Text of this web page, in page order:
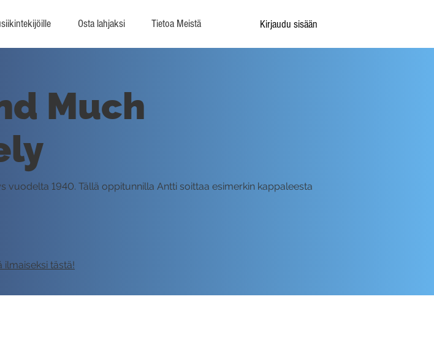
Osta lahjaksi Tietoa Meistä Kirjaudu sisään
Much
vuodelta 1940. Tällä oppitunnilla Antti soittaa esimerkin kappaleesta
ilmaiseksi tästä!